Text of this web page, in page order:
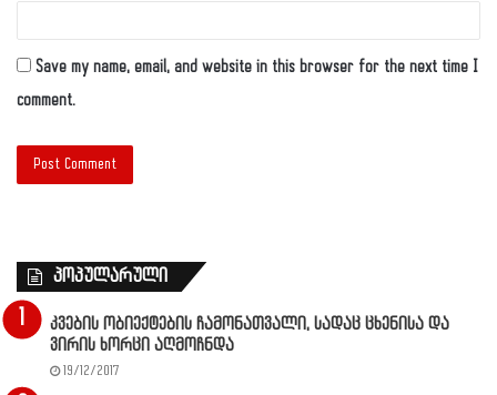
Save my name, email, and website in this browser for the next time I
comment.
პოპულარული
კვების ობიექტების ჩამონათვალი, სადაც ცხენისა და
ვირის ხორცი აღმოჩნდა
19/12/2017